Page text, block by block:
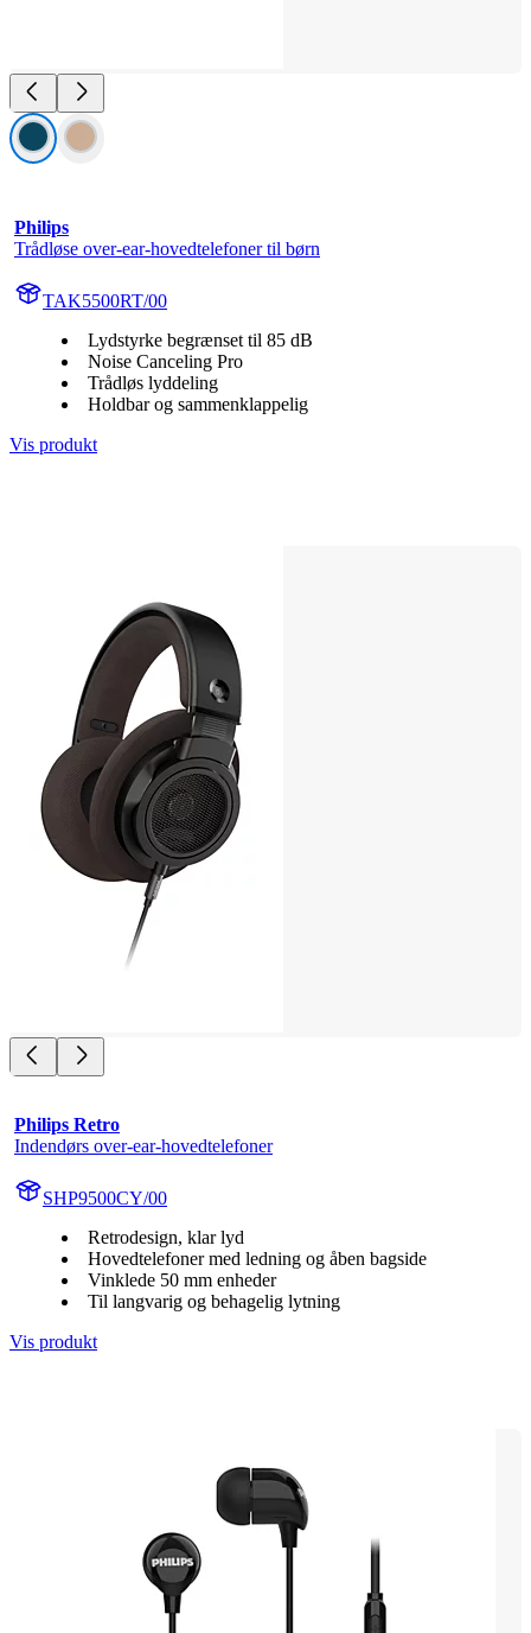
Philips
Trådløse over-ear-hovedtelefoner til børn
TAK5500RT/00
Lydstyrke begrænset til 85 dB
Noise Canceling Pro
Trådløs lyddeling
Holdbar og sammenklappelig
Vis produkt
Philips Retro
Indendørs over-ear-hovedtelefoner
SHP9500CY/00
Retrodesign, klar lyd
Hovedtelefoner med ledning og åben bagside
Vinklede 50 mm enheder
Til langvarig og behagelig lytning
Vis produkt